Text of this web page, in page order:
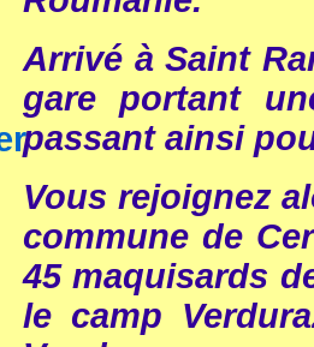
Arrivé à Saint
gare portant
passant ainsi
Vous rejoignez
commune de
45 maquisards
le camp